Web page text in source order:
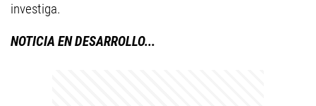
investiga.
NOTICIA EN DESARROLLO...